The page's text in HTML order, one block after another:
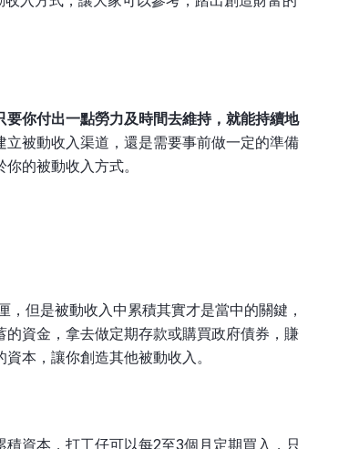
要你付出一點勞力及時間去維持，就能持續地
被動收入渠道，還是需要事前做一定的準備
的被動收入方式。
但是被動收入中累積其實才是當中的關鍵，
資金，拿去做定期存款或購買政府債券，賺
本，讓你創造其他被動收入。
資本，打工仔可以每2至3個月定期買入，只